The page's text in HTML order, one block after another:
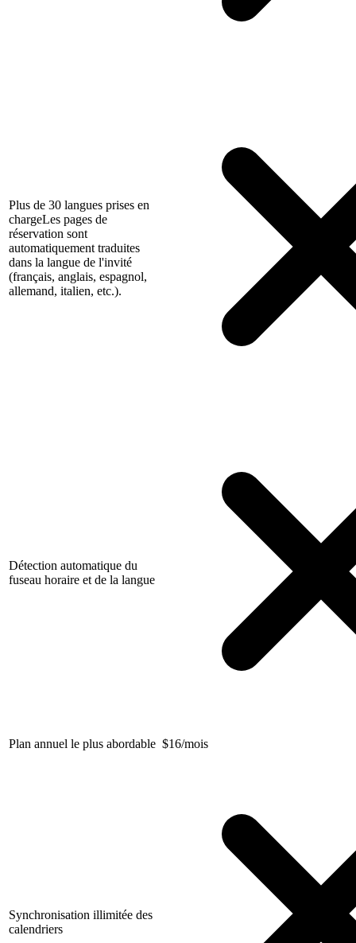
Plus de 30 langues prises en
chargeLes pages de
réservation sont
automatiquement traduites
dans la langue de l'invité
(français, anglais, espagnol,
allemand, italien, etc.).
Détection automatique du
fuseau horaire et de la langue
Plan annuel le plus abordable $16/mois
Synchronisation illimitée des
calendriers